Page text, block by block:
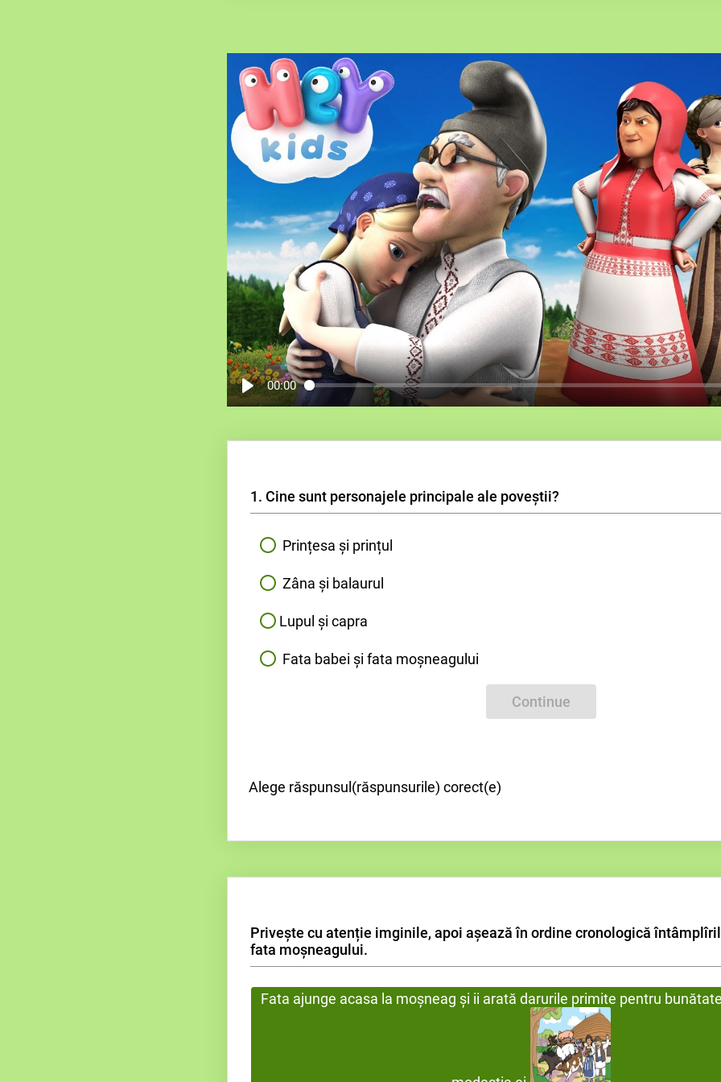
00:00
1. Cine sunt personajele principale ale poveștii?
Prințesa și prințul
Zâna și balaurul
Lupul și capra
Fata babei și fata moșneagului
Continue
Alege răspunsul(răspunsurile) corect(e)
Privește cu atenție imginile, apoi așează în ordine cronologică
fata moșneagului.
Fata ajunge acasa la moșneag și ii arată darurile primite pentru